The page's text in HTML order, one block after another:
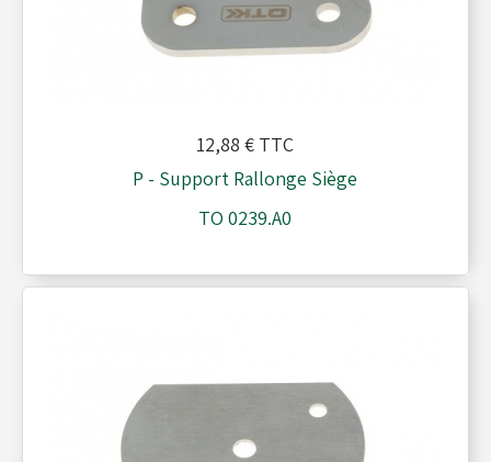
12,88 € TTC
P - Support Rallonge Siège
TO 0239.A0
Réservoirs - Radiateurs
Pièces détachées Rotax